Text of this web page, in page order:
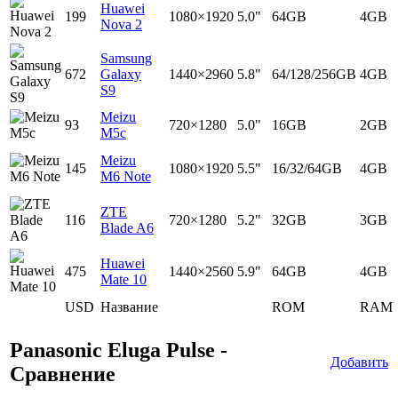
USD Название ROM RAM
199
Huawei
Nova 2
1080×1920 5.0" 64GB 4GB
672
Samsung
Galaxy
S9
1440×2960 5.8" 64/128/256GB 4GB
93
Meizu
M5c
720×1280 5.0" 16GB 2GB
145
Meizu
M6 Note
1080×1920 5.5" 16/32/64GB 4GB
116
ZTE
Blade A6
720×1280 5.2" 32GB 3GB
475
Huawei
Mate 10
1440×2560 5.9" 64GB 4GB
Panasonic Eluga Pulse -
Сравнение
Добавить